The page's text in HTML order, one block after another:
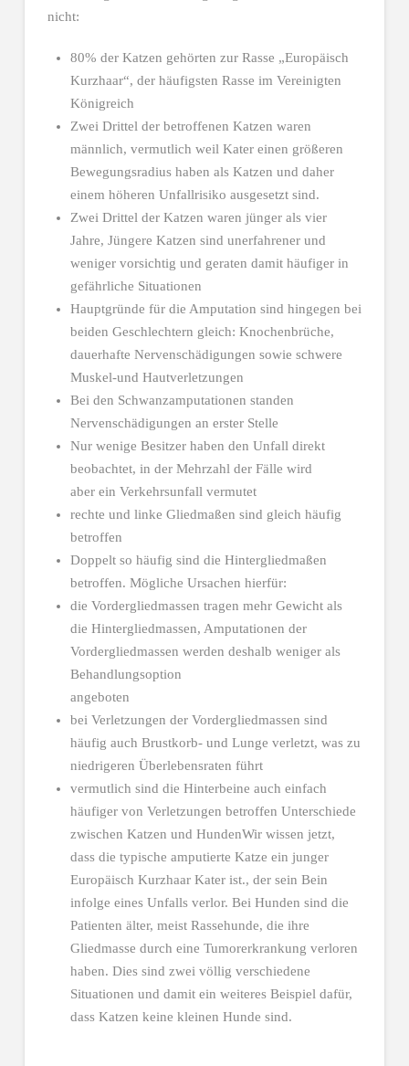
nicht:
80% der Katzen gehörten zur Rasse „Europäisch
Kurzhaar“, der häufigsten Rasse im Vereinigten
Königreich
Zwei Drittel der betroffenen Katzen waren
männlich, vermutlich weil Kater einen größeren
Bewegungsradius haben als Katzen und daher
einem höheren Unfallrisiko ausgesetzt sind.
Zwei Drittel der Katzen waren jünger als vier
Jahre, Jüngere Katzen sind unerfahrener und
weniger vorsichtig und geraten damit häufiger in
gefährliche Situationen
Hauptgründe für die Amputation sind hingegen bei
beiden Geschlechtern gleich: Knochenbrüche,
dauerhafte Nervenschädigungen sowie schwere
Muskel-und Hautverletzungen
Bei den Schwanzamputationen standen
Nervenschädigungen an erster Stelle
Nur wenige Besitzer haben den Unfall direkt
beobachtet, in der Mehrzahl der Fälle wird
aber ein Verkehrsunfall vermutet
rechte und linke Gliedmaßen sind gleich häufig
betroffen
Doppelt so häufig sind die Hintergliedmaßen
betroffen. Mögliche Ursachen hierfür:
die Vordergliedmassen tragen mehr Gewicht als
die Hintergliedmassen, Amputationen der
Vordergliedmassen werden deshalb weniger als
Behandlungsoption
angeboten
bei Verletzungen der Vordergliedmassen sind
häufig auch Brustkorb- und Lunge verletzt, was zu
niedrigeren Überlebensraten führt
vermutlich sind die Hinterbeine auch einfach
häufiger von Verletzungen betroffen Unterschiede
zwischen Katzen und HundenWir wissen jetzt,
dass die typische amputierte Katze ein junger
Europäisch Kurzhaar Kater ist., der sein Bein
infolge eines Unfalls verlor. Bei Hunden sind die
Patienten älter, meist Rassehunde, die ihre
Gliedmasse durch eine Tumorerkrankung verloren
haben. Dies sind zwei völlig verschiedene
Situationen und damit ein weiteres Beispiel dafür,
dass Katzen keine kleinen Hunde sind.